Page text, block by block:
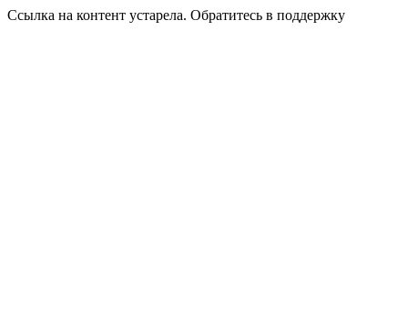
Ссылка на контент устарела. Обратитесь в поддержку